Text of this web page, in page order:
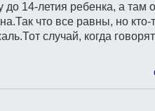
до 14-летия ребенка, а там
что все равны, но кто-
случай, когда